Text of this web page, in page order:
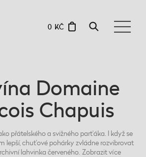
0 KČ
Domaine
Chapuis
přátelského a svižného parťáka. I když se
lepší, chuťové pohárky zvládne rozvibrovat
lahvinka červeného. Zobrazitvíce